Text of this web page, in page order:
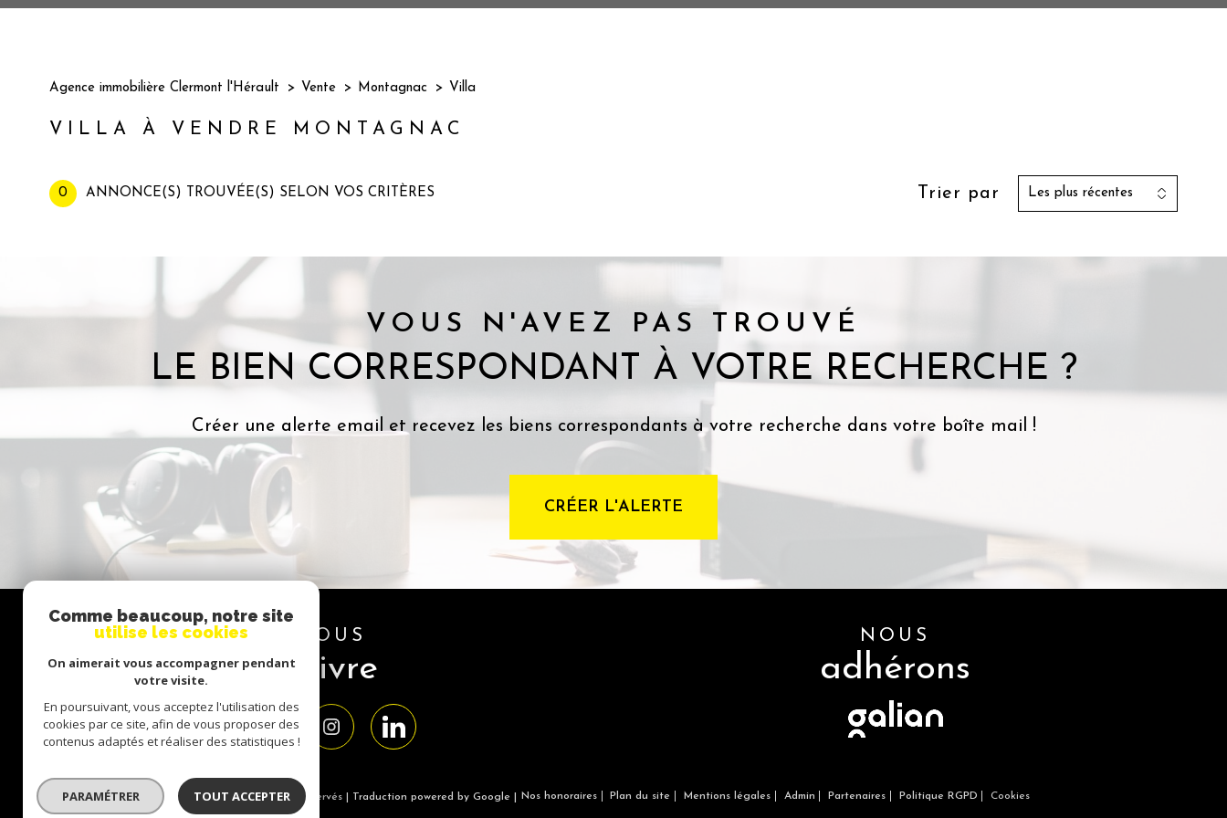
Agence immobilière Clermont l'Hérault Vente Montagnac Villa
VILLA À VENDRE MONTAGNAC
0 ANNONCE(S) TROUVÉE(S) SELON VOS CRITÈRES Trier par Les plus récentes
VOUS N'AVEZ PAS TROUVÉ
LE BIEN CORRESPONDANT À VOTRE RECHERCHE ?
Créer une alerte email et recevez les biens correspondants à votre recherche dans votre boîte mail !
CRÉER L'ALERTE
NOUS
suivre
NOUS
adhérons
© 2026 | Tous droits réservés | Traduction powered by Google | Nos honoraires Plan du site Mentions légales Admin Partenaires Politique RGPD Cookies
Comme beaucoup, notre site
utilise les cookies
On aimerait vous accompagner pendant
votre visite.
En poursuivant, vous acceptez l'utilisation des
cookies par ce site, afin de vous proposer des
contenus adaptés et réaliser des statistiques !
PARAMÉTRER TOUT ACCEPTER